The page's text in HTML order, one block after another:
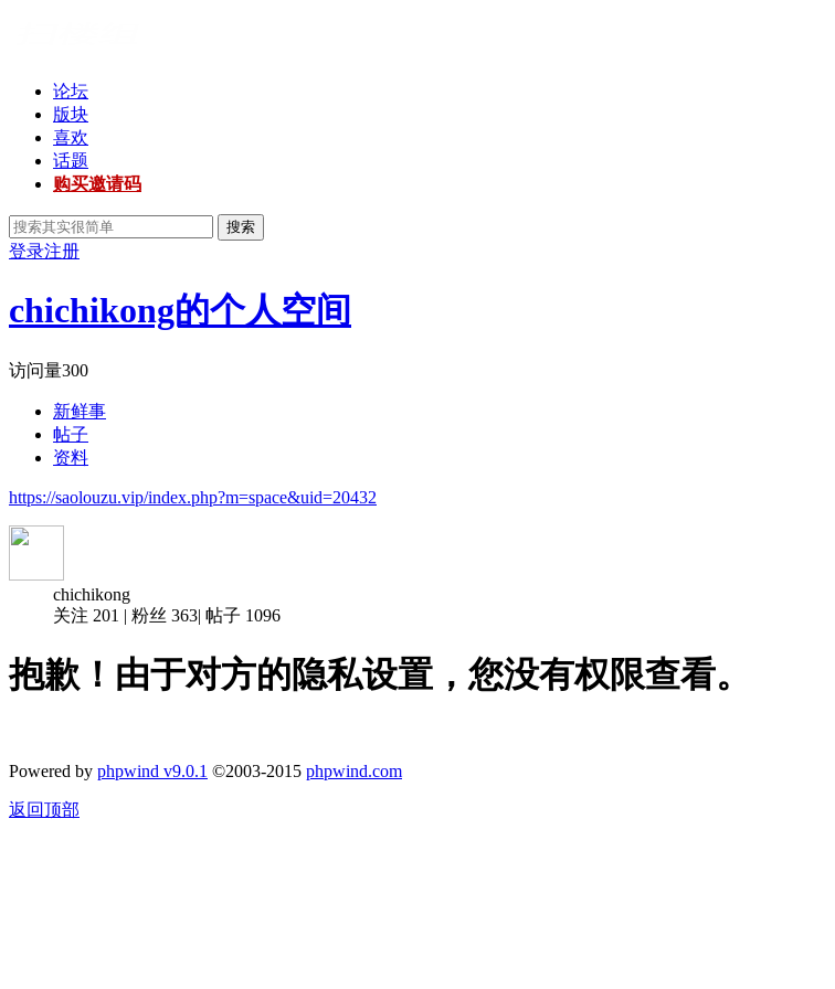
论坛
版块
喜欢
话题
购买邀请码
搜索
登录注册
chichikong的个人空间
访问量300
新鲜事
帖子
资料
https://saolouzu.vip/index.php?m=space&uid=20432
chichikong
关注 201 | 粉丝 363| 帖子 1096
抱歉！由于对方的隐私设置，您没有权限查看。
Powered by phpwind v9.0.1 ©2003-2015 phpwind.com
返回顶部